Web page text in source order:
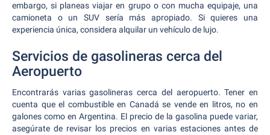
embargo, si planeas viajar en grupo o con mucha equipaje, una
camioneta o un SUV sería más apropiado. Si quieres una
experiencia única, considera alquilar un vehículo de lujo.
Servicios de gasolineras cerca del
Aeropuerto
Encontrarás varias gasolineras cerca del aeropuerto. Tener en
cuenta que el combustible en Canadá se vende en litros, no en
galones como en Argentina. El precio de la gasolina puede variar,
asegúrate de revisar los precios en varias estaciones antes de